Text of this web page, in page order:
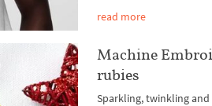
read more
Machine
rubies
Sparkling, twinkling